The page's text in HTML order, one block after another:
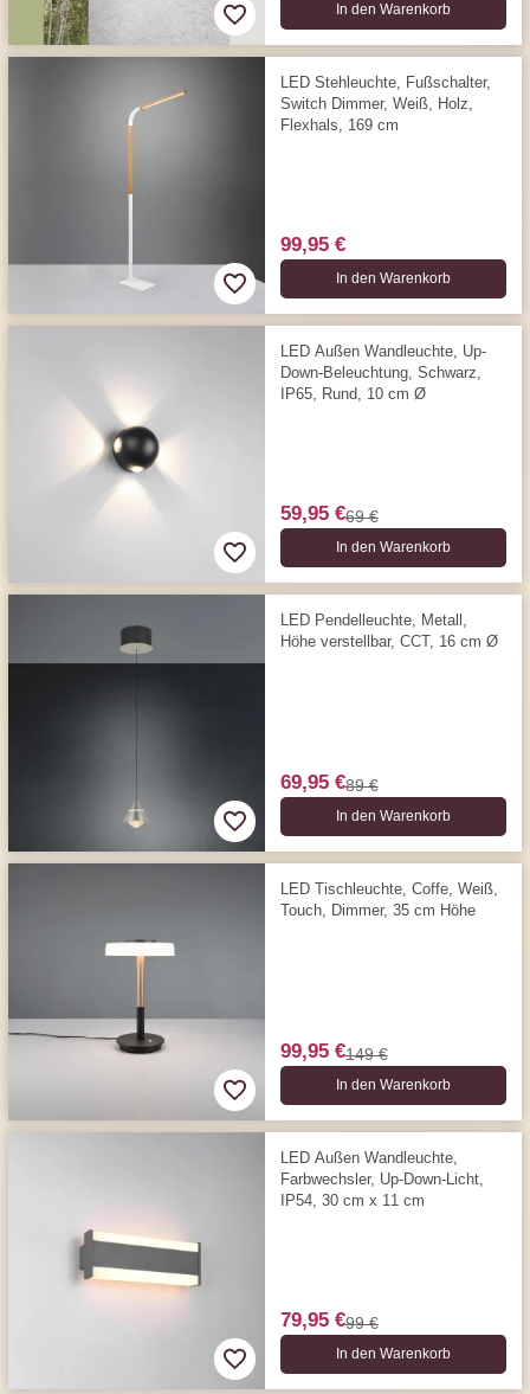
In den Warenkorb
LED Stehleuchte, Fußschalter,
Switch Dimmer, Weiß, Holz,
Flexhals, 169 cm
99,95 €
In den Warenkorb
LED Außen Wandleuchte, Up-
Down-Beleuchtung, Schwarz,
IP65, Rund, 10 cm Ø
59,95 €69 €
In den Warenkorb
LED Pendelleuchte, Metall,
Höhe verstellbar, CCT, 16 cm Ø
69,95 €89 €
In den Warenkorb
LED Tischleuchte, Coffe, Weiß,
Touch, Dimmer, 35 cm Höhe
99,95 €149 €
In den Warenkorb
LED Außen Wandleuchte,
Farbwechsler, Up-Down-Licht,
IP54, 30 cm x 11 cm
79,95 €99 €
In den Warenkorb